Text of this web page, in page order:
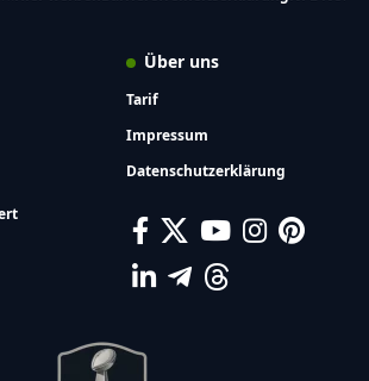
Über uns
Tarif
Impressum
Datenschutzerklärung